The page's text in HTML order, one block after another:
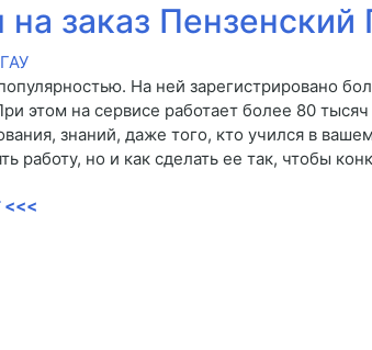
заказ Пензенский
На ней зарегистрировано
этом на сервисе работает более 80
знаний, даже того, кто учился в
работу, но и как сделать ее так, чтобы